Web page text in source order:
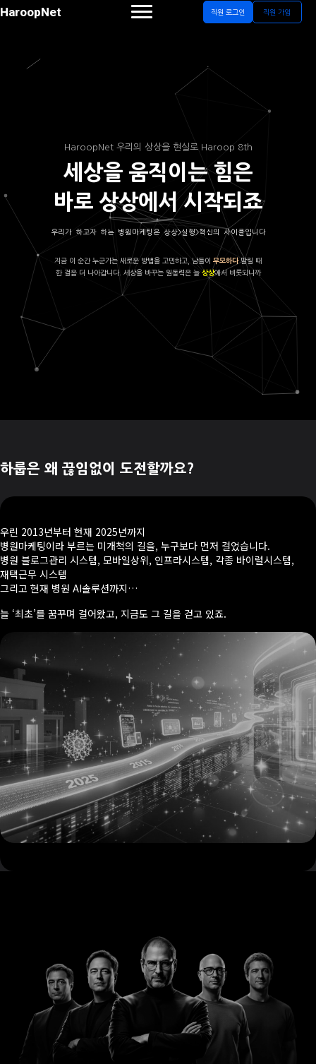
HaroopNet 직원 로그인 직원 가입
HaroopNet 우리의 상상을 현실로 Haroop 8th
세상을 움직이는 힘은
바로 상상에서 시작되죠
우리가 하고자 하는 병원마케팅은 상상>실행>혁신의 사이클입니다
지금 이 순간 누군가는 새로운 방법을 고민하고, 남들이 무모하다말릴 때
한 걸음 더 나아갑니다. 세상을 바꾸는 원동력은 늘 상상에서 비롯되니까
하룹은 왜 끊임없이 도전할까요?
우린 2013년부터 현재 2025년까지
병원마케팅이라 부르는 미개척의 길을, 누구보다 먼저 걸었습니다.
병원 블로그관리 시스템, 모바일상위, 인프라시스템, 각종 바이럴시스템,
재택근무 시스템
그리고 현재 병원 AI솔루션까지…
늘 ‘최초’를 꿈꾸며 걸어왔고, 지금도 그 길을 걷고 있죠.